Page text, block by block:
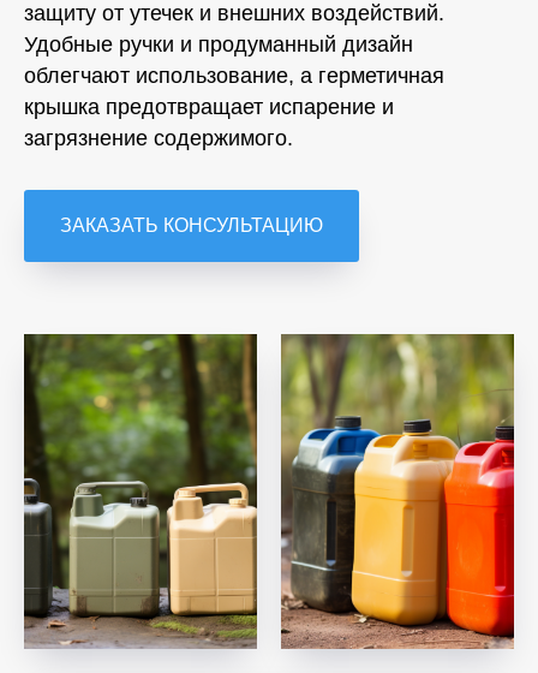
защиту от утечек и внешних воздействий.
Удобные ручки и продуманный дизайн
облегчают использование, а герметичная
крышка предотвращает испарение и
загрязнение содержимого.
ЗАКАЗАТЬ КОНСУЛЬТАЦИЮ